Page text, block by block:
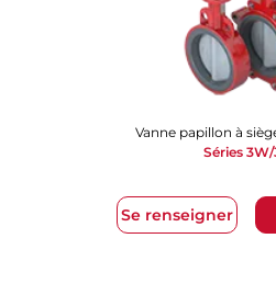
Se renseigner
Vanne papillon à
Séries 3W/